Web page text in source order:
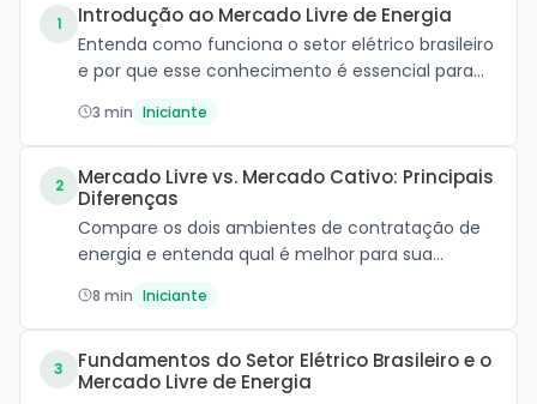
1 Introdução ao Mercado Livre de Energia
Entenda como funciona o setor elétrico brasileiro
e por que esse conhecimento é essencial para
3 min Iniciante
2
Mercado Livre vs. Mercado Cativo: Principais
Diferenças
Compare os dois ambientes de contratação de
energia e entenda qual é melhor para sua
8 min Iniciante
3
Fundamentos do Setor Elétrico Brasileiro e o
Mercado Livre de Energia